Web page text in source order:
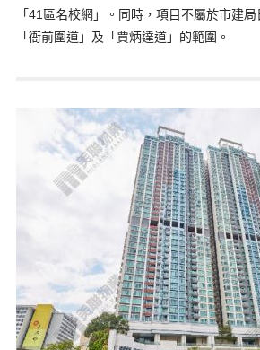
「41區名校網」。同時，項目不屬於市建
「衙前圍道」及「賈炳達道」的範圍。